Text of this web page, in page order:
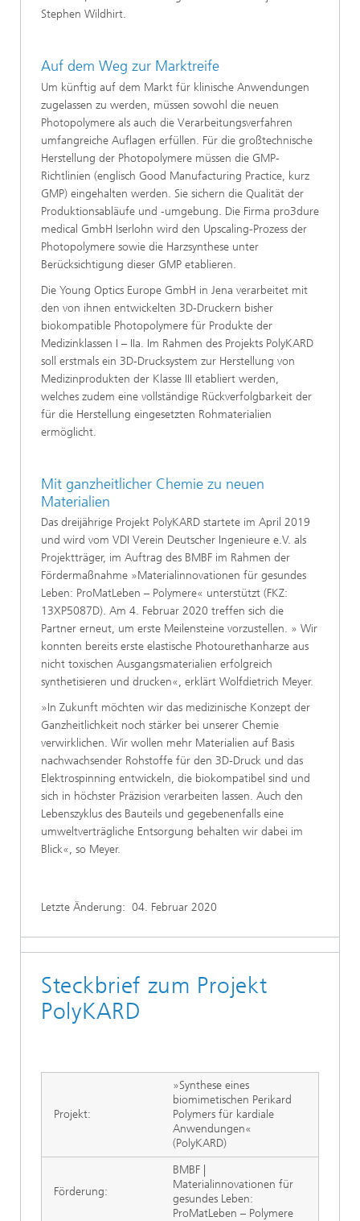
Stephen Wildhirt.
Auf dem Weg zur Marktreife
Um künftig auf dem Markt für klinische Anwendungen
zugelassen zu werden, müssen sowohl die neuen
Photopolymere als auch die Verarbeitungsverfahren
umfangreiche Auflagen erfüllen. Für die großtechnische
Herstellung der Photopolymere müssen die GMP-
Richtlinien (englisch Good Manufacturing Practice, kurz
GMP) eingehalten werden. Sie sichern die Qualität der
Produktionsabläufe und -umgebung. Die Firma pro3dure
medical GmbH Iserlohn wird den Upscaling-Prozess der
Photopolymere sowie die Harzsynthese unter
Berücksichtigung dieser GMP etablieren.
Die Young Optics Europe GmbH in Jena verarbeitet mit
den von ihnen entwickelten 3D-Druckern bisher
biokompatible Photopolymere für Produkte der
Medizinklassen I – IIa. Im Rahmen des Projekts PolyKARD
soll erstmals ein 3D-Drucksystem zur Herstellung von
Medizinprodukten der Klasse III etabliert werden,
welches zudem eine vollständige Rückverfolgbarkeit der
für die Herstellung eingesetzten Rohmaterialien
ermöglicht.
Mit ganzheitlicher Chemie zu neuen
Materialien
Das dreijährige Projekt PolyKARD startete im April 2019
und wird vom VDI Verein Deutscher Ingenieure e.V. als
Projektträger, im Auftrag des BMBF im Rahmen der
Fördermaßnahme »Materialinnovationen für gesundes
Leben: ProMatLeben – Polymere« unterstützt (FKZ:
13XP5087D). Am 4. Februar 2020 treffen sich die
Partner erneut, um erste Meilensteine vorzustellen. » Wir
konnten bereits erste elastische Photourethanharze aus
nicht toxischen Ausgangsmaterialien erfolgreich
synthetisieren und drucken«, erklärt Wolfdietrich Meyer.
»In Zukunft möchten wir das medizinische Konzept der
Ganzheitlichkeit noch stärker bei unserer Chemie
verwirklichen. Wir wollen mehr Materialien auf Basis
nachwachsender Rohstoffe für den 3D-Druck und das
Elektrospinning entwickeln, die biokompatibel sind und
sich in höchster Präzision verarbeiten lassen. Auch den
Lebenszyklus des Bauteils und gegebenenfalls eine
umweltverträgliche Entsorgung behalten wir dabei im
Blick«, so Meyer.
Letzte Änderung: 04. Februar 2020
Steckbrief zum Projekt
PolyKARD
Projekt:
»Synthese eines
biomimetischen Perikard
Polymers für kardiale
Anwendungen«
(PolyKARD)
Förderung:
BMBF |
Materialinnovationen für
gesundes Leben:
ProMatLeben – Polymere